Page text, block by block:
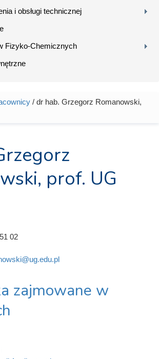
i obsługi technicznej
Fizyko-Chemicznych
/ dr hab. Grzegorz Romanowski,
prof. UG
02
zajmowane w